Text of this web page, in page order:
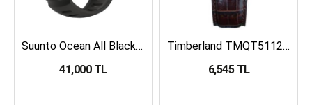
Suunto Ocean All Black Dalış Bilgisayarı SS050982000
41,000 TL
Timberland TMQT5112401 Erkek Kol Saati
6,545 TL